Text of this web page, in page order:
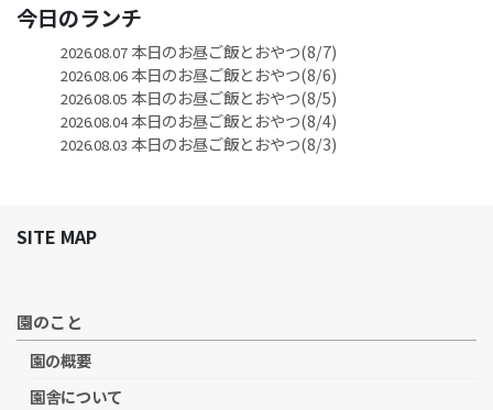
今日のランチ
2026.08.07本日のお昼ご飯とおやつ(8/7)
2026.08.06本日のお昼ご飯とおやつ(8/6)
2026.08.05 本日のお昼ご飯とおやつ(8/5)
2026.08.04本日のお昼ご飯とおやつ(8/4)
2026.08.03 本日のお昼ご飯とおやつ(8/3)
SITE MAP
園のこと
園の概要
園舎について